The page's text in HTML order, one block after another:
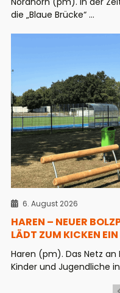
die „Blaue Brücke“ ...
6. August 2026
HAREN – NEUER
LÄDT ZUM KICKEN EIN
Haren (pm). Das Netz
Kinder und Jugendliche